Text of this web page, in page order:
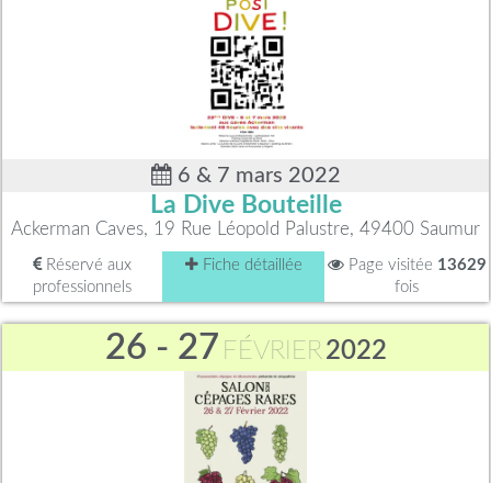
6 & 7 mars 2022
La Dive Bouteille
Ackerman Caves, 19 Rue Léopold Palustre, 49400 Saumur
Réservé aux
professionnels
Fiche détaillée Page visitée 13629
fois
26 - 27 FÉVRIER 2022